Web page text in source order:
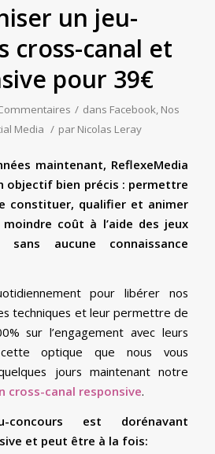
un jeu-
cross-canal et
pour 39€
/ dans Facebook, Nos
Media / par Nicolas Leray
maintenant, ReflexeMedia
objectif bien précis : permettre
constituer, qualifier et animer
coût à l’aide des jeux
aucune connaissance
pour libérer nos
techniques et leur permettre de
sur l’engagement avec leurs
optique que nous vous
jours maintenant notre
cross-canal responsive.
est dorénavant
et peut être à la fois: